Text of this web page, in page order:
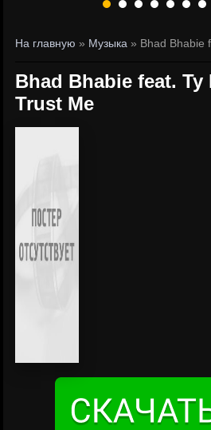
На главную » Музыка » Bhad Bhabie
Bhad Bhabie feat. Ty
Trust Me